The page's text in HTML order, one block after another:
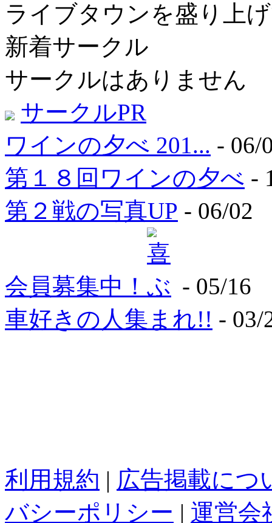
ライブタウンを盛り上
新着サークル
サークルはありません
サークルPR
ワインの夕べ 201... - 06/
第１８回ワインの夕べ -
第２戦の写真UP - 06/02
会員募集中！
- 05/16
車好きの人集まれ!! - 03/
利用規約 | 広告掲載につ
バシーポリシー | 運営会